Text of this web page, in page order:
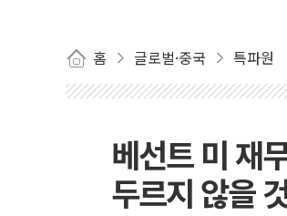
홈 글로벌·중국 특파원
베선트 미 재
두르지 않을